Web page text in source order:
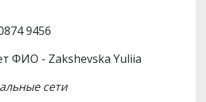
9456
ФИО - Zakshevska Yuliia
сети